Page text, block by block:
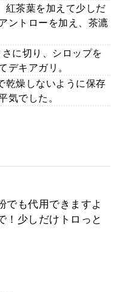
茶葉を加えて少しだ
ントローを加え、茶漉
に切り、シロップを
デキアガリ。
燥しないように保存
気でした。
でも代用できますよ
！少しだけトロっと